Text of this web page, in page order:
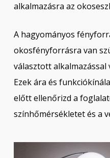
alkalmazásra az
A hagyományos
okosfényforrásra van
választott
Ezek ára és
előtt ellenőrizd a
színhőmérsékletet és a